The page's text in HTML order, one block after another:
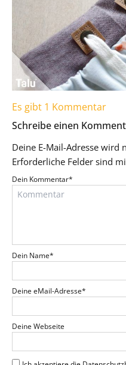
Es gibt 1 Kommentar
Schreibe einen
Deine E-Mail-Adresse wird
Erforderliche Felder sind
Dein Kommentar*
Dein Name*
Deine eMail-Adresse*
Deine Webseite